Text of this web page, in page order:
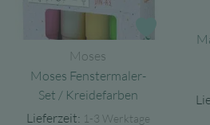
Moses
Moses Fenstermaler-
Set / Kreidefarben
Lieferzeit: 1-3 Werktage